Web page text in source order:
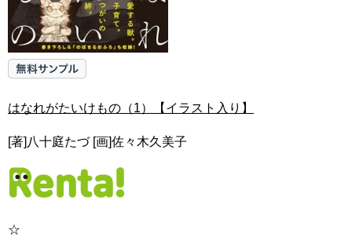
はなれがたいけもの（1）【イラスト入り】
[著]八十庭たづ [画]佐々木久美子
☆